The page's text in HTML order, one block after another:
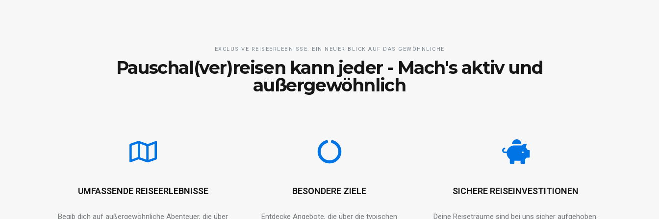
EXCLUSIVE REISEERLEBNISSE: EIN NEUER BLICK AUF DAS GEWÖHNLICHE
Pauschal(ver)reisen kann jeder - Mach's aktiv und
außergewöhnlich
UMFASSENDE REISEERLEBNISSE
Begib dich auf außergewöhnliche Abenteuer, die über
BESONDERE ZIELE
Entdecke Angebote, die über die typischen
SICHERE REISEINVESTITIONEN
Deine Reiseträume sind bei uns sicher aufgehoben.